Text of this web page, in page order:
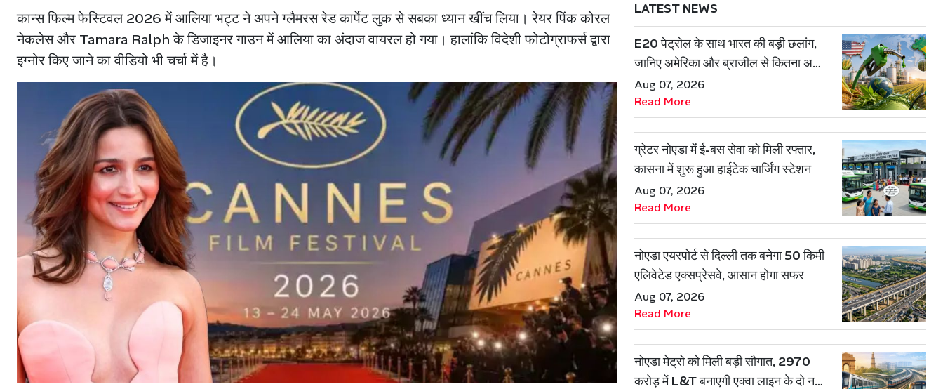
कान्स फिल्म फेस्टिवल 2026 में आलिया भट्ट ने अपने ग्लैमरस रेड कार्पेट लुक से सबका ध्यान खींच लिया। रेयर पिंक कोरल
नेकलेस और Tamara Ralph के डिजाइनर गाउन में आलिया का अंदाज वायरल हो गया। हालांकि विदेशी फोटोग्राफर्स द्वारा
इग्नोर किए जाने का वीडियो भी चर्चा में है।
LATEST NEWS
E20 पेट्रोल के साथ भारत की बड़ी छलांग,
जानिए अमेरिका और ब्राजील से कितना अलग
है एथेनॉल मॉडल
Aug 07, 2026
Read More
ग्रेटर नोएडा में ई-बस सेवा को मिली रफ्तार,
कासना में शुरू हुआ हाईटेक चार्जिंग स्टेशन
Aug 07, 2026
Read More
नोएडा एयरपोर्ट से दिल्ली तक बनेगा 50 किमी
एलिवेटेड एक्सप्रेसवे, आसान होगा सफर
Aug 07, 2026
Read More
नोएडा मेट्रो को मिली बड़ी सौगात, 2970
करोड़ में L&T बनाएगी एक्वा लाइन के दो नए